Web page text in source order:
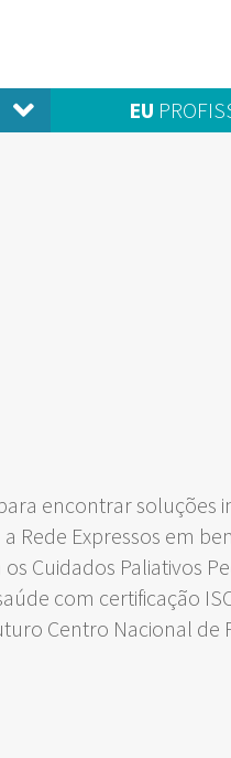
EU
encontrar soluções
Rede Expressos em
Cuidados Paliativos
com certificação
Centro Nacional de